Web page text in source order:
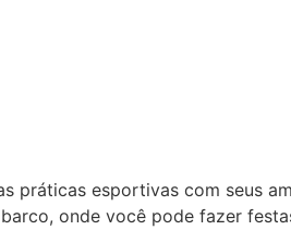
práticas esportivas com seus
onde você pode fazer